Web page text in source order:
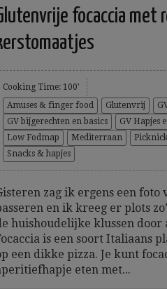
focaccia met
Cooking Time: 100'
Amuses & finger food
Glutenvrij
GV bijgerechten en basics
GV Hapjes
Low Fodmap
Mediterraan
Snacks & hapjes
zag ik ergens een foto
en ik kreeg er plots
huishoudelijke klussen door
is een soort Italiaans
een dikke pizza. Je kunt
eten met...